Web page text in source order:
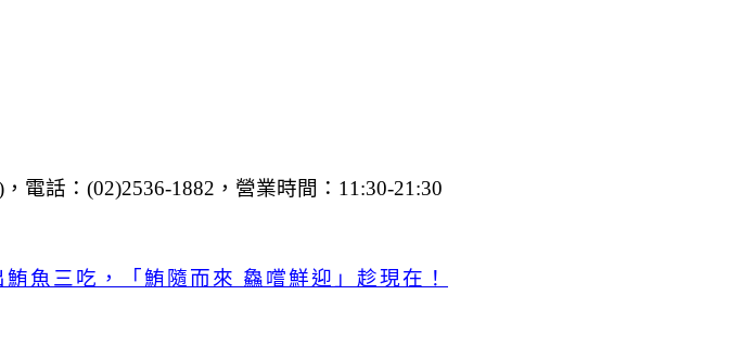
電話：(02)2536-1882， 營業時間：11:30-21:30
魚三吃，「鮪隨而來 鱻嚐鮮迎」趁現在！